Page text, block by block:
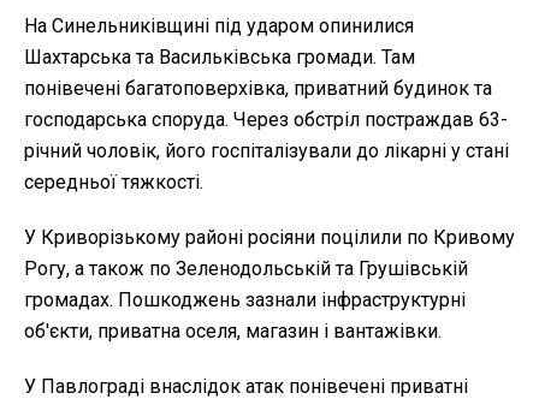
На Синельниківщині під ударом опинилися
Шахтарська та Васильківська громади. Там
понівечені багатоповерхівка, приватний будинок та
господарська споруда. Через обстріл постраждав 63-
річний чоловік, його госпіталізували до лікарні у стані
середньої тяжкості.
У Криворізькому районі росіяни поцілили по Кривому
Рогу, а також по Зеленодольській та Грушівській
громадах. Пошкоджень зазнали інфраструктурні
об'єкти, приватна оселя, магазин і вантажівки.
У Павлограді внаслідок атак понівечені приватні